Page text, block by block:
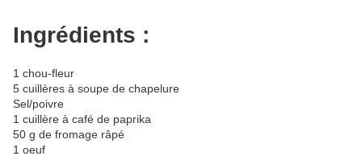
Ingrédients :
1 chou-fleur
5 cuillères à soupe de chapelure
Sel/poivre
1 cuillère à café de paprika
50 g de fromage râpé
1 oeuf